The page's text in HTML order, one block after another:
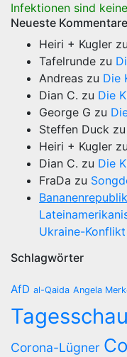
Infektionen sind
Neueste Kommentare
Heiri + Kugler zu
Tafelrunde zu
Andreas zu Die
Dian C. zu Die
George G zu
Steffen Duck zu
Heiri + Kugler zu
Dian C. zu Die
FraDa zu
Ukraine-Konflikt
Schlagwörter
AfD al-Qaida Angela
Tagesschau
Corona-Lügner